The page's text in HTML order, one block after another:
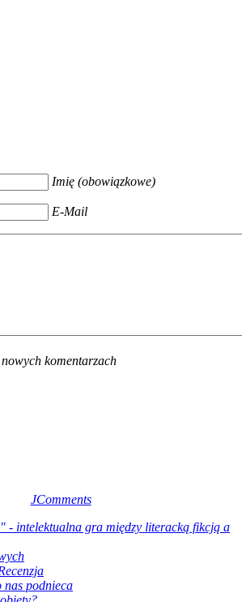
Imię (obowiązkowe)
E-Mail
komentarzach
JComments
- intelektualna gra między literacką fikcją a
nas podnieca